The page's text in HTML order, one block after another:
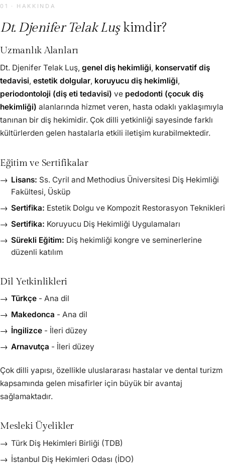
01 · HAKKINDA
Dt. Djenifer Telak Luşkimdir?
Uzmanlık Alanları
Dt. Djenifer Telak Luş, genel diş hekimliği, konservatif diş
tedavisi, estetik dolgular, koruyucu diş hekimliği,
periodontoloji (diş eti tedavisi) ve pedodonti (çocuk diş
hekimliği) alanlarında hizmet veren, hasta odaklı yaklaşımıyla
tanınan bir diş hekimidir. Çok dilli yetkinliği sayesinde farklı
kültürlerden gelen hastalarla etkili iletişim kurabilmektedir.
Eğitim ve Sertifikalar
Lisans: Ss. Cyril and Methodius Üniversitesi Diş Hekimliği
Fakültesi, Üsküp
Sertifika: Estetik Dolgu ve Kompozit Restorasyon Teknikleri
Sertifika: Koruyucu Diş Hekimliği Uygulamaları
Sürekli Eğitim: Diş hekimliği kongre ve seminerlerine
düzenli katılım
Dil Yetkinlikleri
Türkçe - Ana dil
Makedonca - Ana dil
İngilizce - İleri düzey
Arnavutça - İleri düzey
Çok dilli yapısı, özellikle uluslararası hastalar ve dental turizm
kapsamında gelen misafirler için büyük bir avantaj
sağlamaktadır.
Mesleki Üyelikler
Türk Diş Hekimleri Birliği (TDB)
İstanbul Diş Hekimleri Odası (İDO)